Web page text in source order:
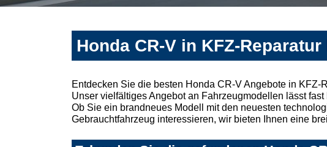
Honda CR-V in KFZ-
Entdecken Sie die besten Honda CR-V Angebote in
Unser vielfältiges Angebot an Fahrzeugmodellen lässt
Ob Sie ein brandneues Modell mit den neuesten
Gebrauchtfahrzeug interessieren, wir bieten Ihnen eine